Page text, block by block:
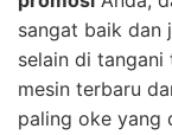
sangat baik dan
selain di tangani
mesin terbaru
paling oke yang